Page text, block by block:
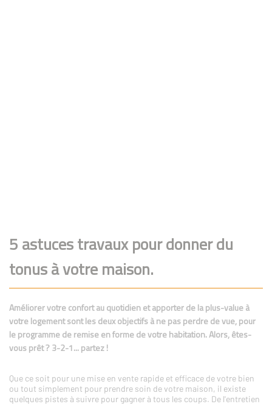
5 astuces travaux pour donner du
tonus à votre maison.
Améliorer votre confort au quotidien et apporter de la plus-value à
votre logement sont les deux objectifs à ne pas perdre de vue, pour
le programme de remise en forme de votre habitation. Alors, êtes-
vous prêt ? 3-2-1... partez !
Que ce soit pour une mise en vente rapide et efficace de votre bien
ou tout simplement pour prendre soin de votre maison, il existe
quelques pistes à suivre pour gagner à tous les coups. De l'entretien